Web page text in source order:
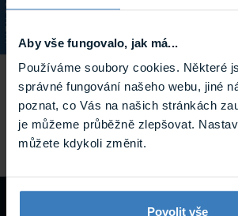
Aby vše fungovalo, jak má...
Používáme soubory cookies. Některé
správné fungování našeho webu, jiné
poznat, co Vás na našich stránkách
je můžeme průběžně zlepšovat.
můžete kdykoli změnit.
Povolit vše
KATALOG
TOA VM-300IS-EB izolátor
linky
Modul izolátoru pro reproduktorovou
poškozený reproduktor. Jedná se o
přerušení linky. ...
Na objednávku